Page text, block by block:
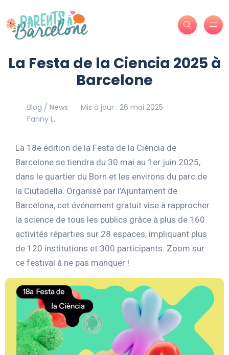
La Festa de la Ciencia 2025 à
Barcelone
Blog / News
Mis à jour : 26 mai 2025
Fanny L.
La 18e édition de la Festa de la Ciència de
Barcelone se tiendra du 30 mai au 1er juin 2025,
dans le quartier du Born et les environs du parc de
la Ciutadella. Organisé par l’Ajuntament de
Barcelona, cet événement gratuit vise à rapprocher
la science de tous les publics grâce à plus de 160
activités réparties sur 28 espaces, impliquant plus
de 120 institutions et 300 participants. Zoom sur
ce festival à ne pas manquer !